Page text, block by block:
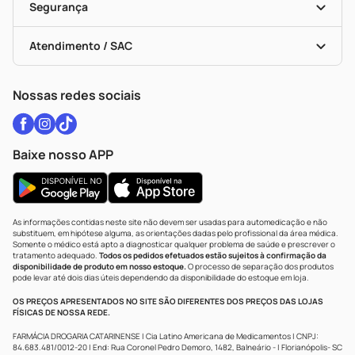
Black Friday
Formas De Pagamento
Troca E Devolução
Bulas De A A Z
Políticas De Marketplace
Serviços Farmacêuticos
Testes Rápidos
Autoteste Covid-19
Vacinas
Segurança
Certificado De Segurança
Portal Da Privacidade
Atendimento / SAC
WhatsApp (47) 9202-1687
Nossas redes sociais
Baixe nosso APP
As informações contidas neste site não devem ser usadas para automedicação e não
substituem, em hipótese alguma, as orientações dadas pelo profissional da área médica.
Somente o médico está apto a diagnosticar qualquer problema de saúde e prescrever o
tratamento adequado. Todos os pedidos efetuados estão sujeitos à confirmação da
disponibilidade de produto em nosso estoque.O processo de separação dos produtos
pode levar até dois dias úteis dependendo da disponibilidade do estoque em loja.
OS PREÇOS APRESENTADOS NO SITE SÃO DIFERENTES DOS PREÇOS DAS LOJAS
FÍSICAS DE NOSSA REDE.
FARMÁCIA DROGARIA CATARINENSE | Cia Latino Americana de Medicamentos | CNPJ:
84.683.481/0012-20 | End: Rua Coronel Pedro Demoro, 1482, Balneário - | Florianópolis- SC